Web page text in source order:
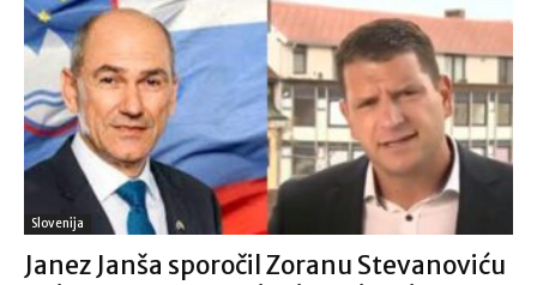
Slovenija
Janez Janša sporočil Zoranu Stevanoviću